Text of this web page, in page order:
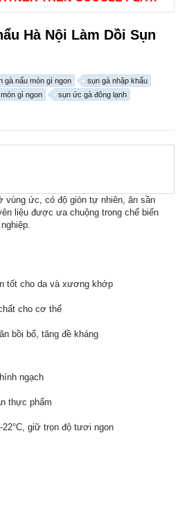
Hà Nội Làm Dồi Sụn
gà nấu món gì ngon
sụn gà nhập khẩu
gì ngon
sụn ức gà đông lạnh
vùng ức, có độ giòn tự nhiên, ăn sần
liệu được ưa chuộng trong chế biến
tốt cho da và xương khớp
cho cơ thể
bồi bổ, tăng đề kháng
ngạch
thực phẩm
22°C, giữ trọn độ tươi ngon